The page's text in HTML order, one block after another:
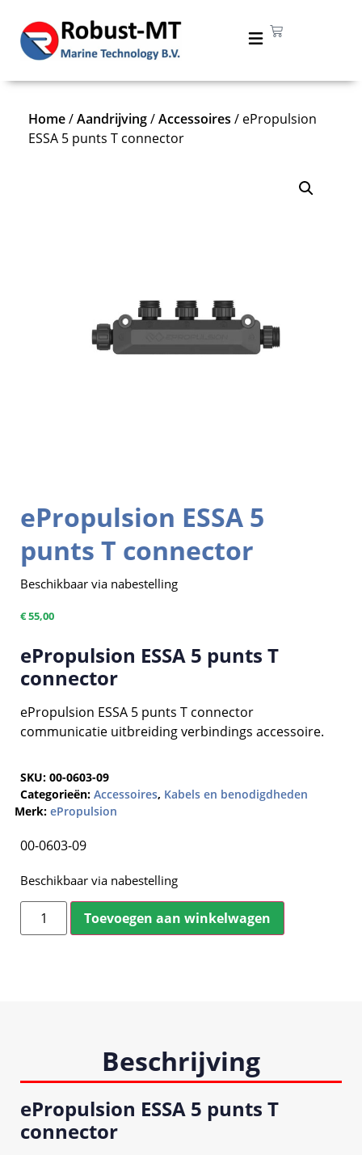
ePropulsion ESSA 5
punts T connector
Beschikbaar via nabestelling
€55,00
ePropulsion ESSA 5 punts T
connector
ePropulsion ESSA 5 punts T connector
communicatie uitbreiding verbindings accessoire.
SKU: 00-0603-09
Categorieën: Accessoires, Kabels en benodigdheden
Merk: ePropulsion
00-0603-09
Beschikbaar via nabestelling
Toevoegen aan winkelwagen
Home/Aandrijving/Accessoires / ePropulsion
ESSA 5 punts T connector
Beschrijving
ePropulsion ESSA 5 punts T
connector